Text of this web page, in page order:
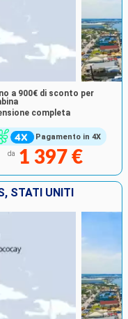
Pagamento in 4X
a 900€ di sconto per
completa
da 1 397 €
STATI UNITI